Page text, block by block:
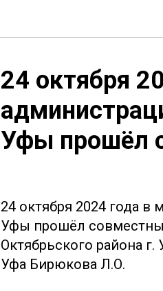
24 октября
Уфы прошёл
24 октября 2024 года в
Уфы прошёл
Октябрьского района
Уфа Бирюкова Л.О.